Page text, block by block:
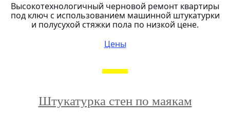
Высокотехнологичный черновой ремонт квартиры
под ключ с использованием машинной штукатурки
и полусухой стяжки пола по низкой цене.
Цены
Штукатурка стен по маякам